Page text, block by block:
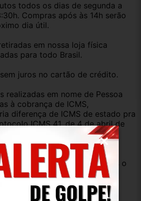
todos os dias de segunda a
Compras após às 14h serão
dia útil.
em nossa loja física
para todo Brasil.
juros no cartão de crédito.
realizadas em nome de Pessoa
à cobrança de ICMS,
diferença de ICMS de estado pra
ICMS 41, de 4 de abril de
sobre o percentual a ser
através do campo perguntas o
com amplo estoque de peças